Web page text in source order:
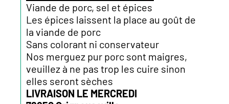
Viande de porc, sel et épices
Les épices laissent la place au goût de
la viande de porc
Sans colorant ni conservateur
Nos merguez pur porc sont maigres,
veuillez à ne pas trop les cuire sinon
elles seront sèches
LIVRAISON LE MERCREDI